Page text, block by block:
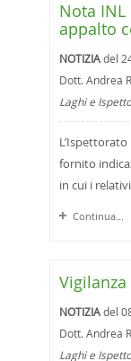
Nota
appalto
NOTIZIAdel
Dott. Andrea
Laghi e
fornito
in cui i
Continua...
NOTIZIAdel
Dott. Andrea
Laghi e